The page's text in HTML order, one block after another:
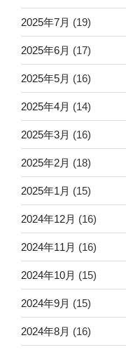
2025年7月 (19)
2025年6月 (17)
2025年5月 (16)
2025年4月 (14)
2025年3月 (16)
2025年2月 (18)
2025年1月 (15)
2024年12月 (16)
2024年11月 (16)
2024年10月 (15)
2024年9月 (15)
2024年8月 (16)